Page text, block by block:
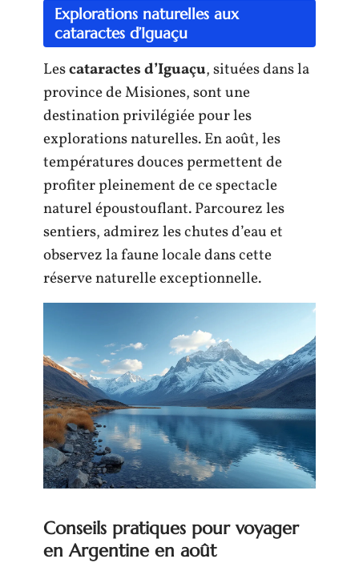
Explorations naturelles aux
cataractes d’Iguaçu
Lescataractes d’Iguaçu, situées dans la
province de Misiones, sont une
destination privilégiée pour les
explorations naturelles. En août, les
températures douces permettent de
profiter pleinement de ce spectacle
naturel époustouflant. Parcourez les
sentiers, admirez les chutes d’eau et
observez la faune locale dans cette
réserve naturelle exceptionnelle.
Conseils pratiques pour voyager
en Argentine en août